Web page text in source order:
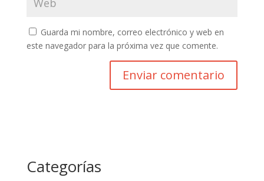
Guarda mi nombre, correo electrónico y web en
este navegador para la próxima vez que comente.
Categorías